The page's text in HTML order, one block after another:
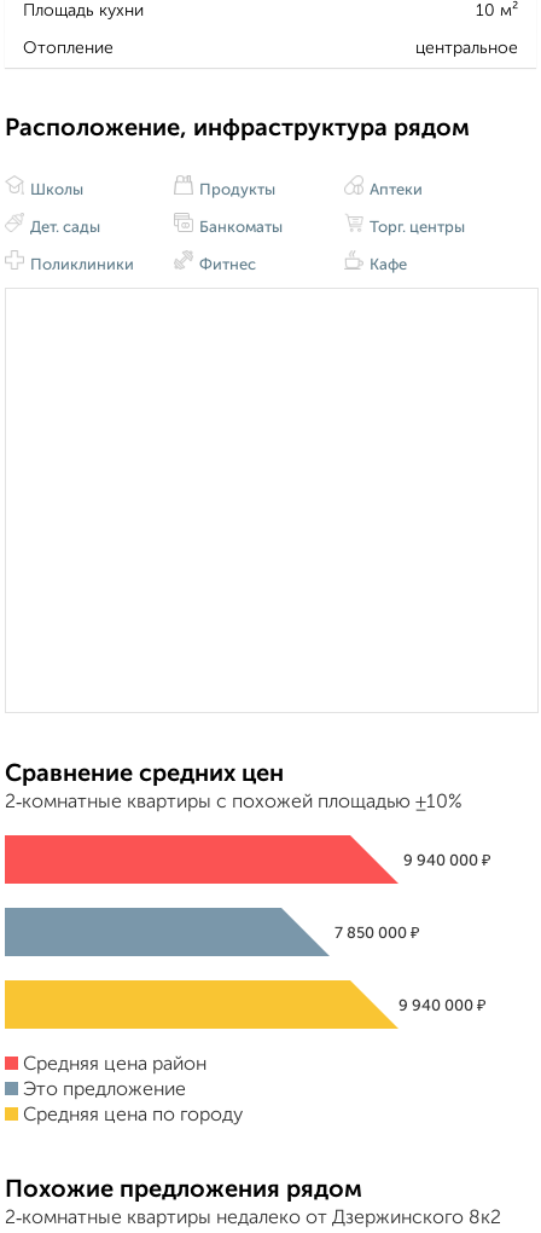
Площадь кухни 10 м²
Отопление центральное
Расположение, инфраструктура рядом
Школы
Дет. сады
Поликлиники
Продукты
Банкоматы
Фитнес
Аптеки
Торг. центры
Кафе
Сравнение средних цен
2‑комнатные квартиры с похожей площадью ±10%
9 940 000 ₽
7 850 000 ₽
9 940 000 ₽
Средняя цена район
Это предложение
Средняя цена по городу
Похожие предложения рядом
2‑комнатные квартиры недалеко от Дзержинского 8к2